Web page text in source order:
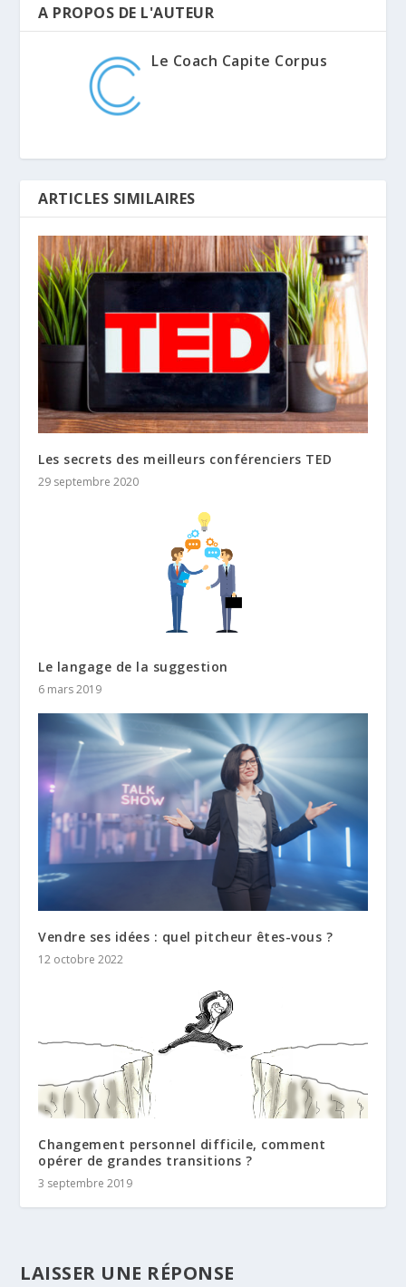
A PROPOS DE L'AUTEUR
Le Coach Capite Corpus
ARTICLES SIMILAIRES
Les secrets des meilleurs conférenciers TED
29 septembre 2020
Le langage de la suggestion
6 mars 2019
Vendre ses idées : quel pitcheur êtes-vous ?
12 octobre 2022
Changement personnel difficile, comment
opérer de grandes transitions ?
3 septembre 2019
LAISSER UNE RÉPONSE